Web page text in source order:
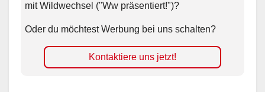
mit Wildwechsel ("Ww präsentiert!")?
Oder du möchtest Werbung bei uns schalten?
Kontaktiere uns jetzt!